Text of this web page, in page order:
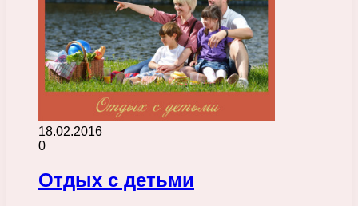
18.02.2016
0
Отдых с детьми